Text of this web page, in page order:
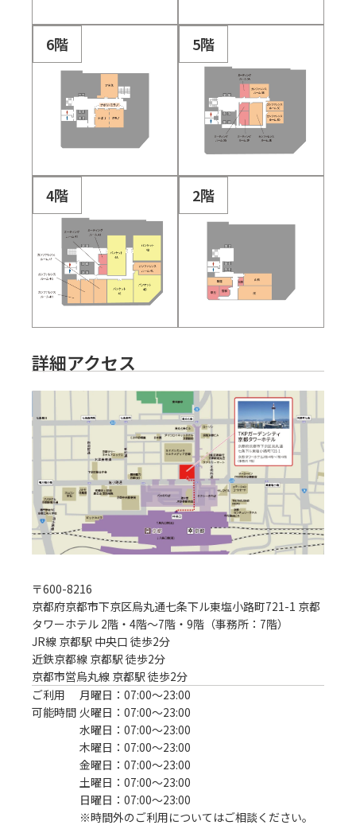
6階 5階
4階 2階
詳細アクセス
〒600-8216
京都府京都市下京区烏丸通七条下ル東塩小路町721-1 京都
タワーホテル 2階・4階～7階・9階（事務所：7階）
JR線 京都駅 中央口 徒歩2分
近鉄京都線 京都駅 徒歩2分
京都市営烏丸線 京都駅 徒歩2分
ご利用
可能時間
月曜日：07:00〜23:00
火曜日：07:00〜23:00
水曜日：07:00〜23:00
木曜日：07:00〜23:00
金曜日：07:00〜23:00
土曜日：07:00〜23:00
日曜日：07:00〜23:00
※時間外のご利用についてはご相談ください。